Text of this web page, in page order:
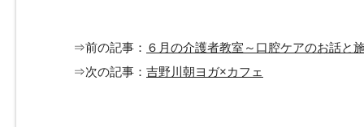
⇒前の記事： ６月の介護者教室～口腔ケアのお話と
⇒次の記事： 吉野川朝ヨガ×カフェ